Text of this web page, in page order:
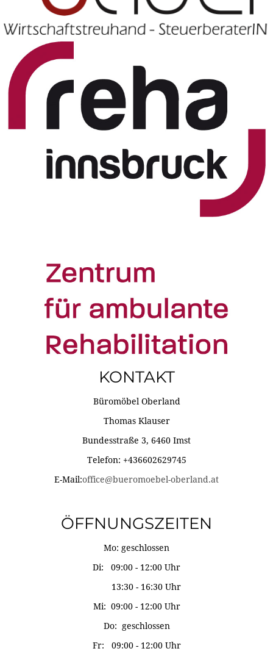
KONTAKT
Büromöbel Oberland
Thomas Klauser
Bundesstraße 3, 6460 Imst
Telefon: +436602629745
E-Mail:office@bueromoebel-oberland.at
ÖFFNUNGSZEITEN
Mo: geschlossen
Di: 09:00 - 12:00 Uhr
13:30 - 16:30 Uhr
Mi: 09:00 - 12:00 Uhr
Do: geschlossen
Fr: 09:00 - 12:00 Uhr